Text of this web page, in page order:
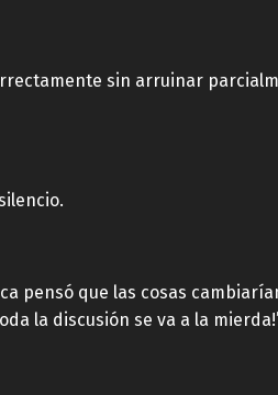
sin arruinar
pensó que las cosas
la discusión se va a la